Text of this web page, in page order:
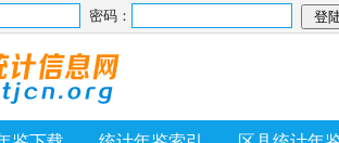
密码：